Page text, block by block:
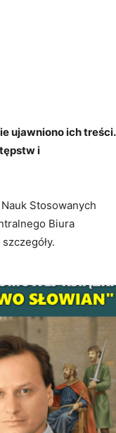
ujawniono ich treści.
i
Stosowanych
Biura